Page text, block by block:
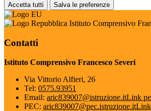
Accetta tutti Salva le preferenze
Istituto Comprensivo
Contatti
Istituto Comprensivo Francesco Severi
Via Vittorio Alfieri, 26
Tel: 0575.93951
Email: aric839007@istruzione.itLink
PEC: aric839007@pec.istruzione.itLink